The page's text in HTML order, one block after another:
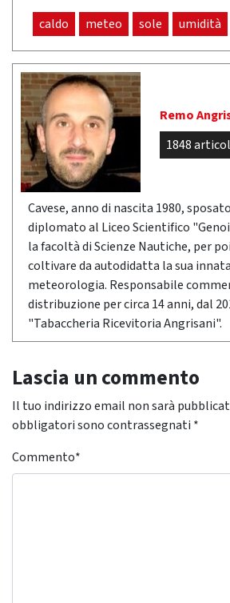
caldo meteo sole umidità
Remo
1848
Cavese, anno di nascita 1980,
diplomato al Liceo Scientifico
la facoltà di Scienze Nautiche, per
coltivare da autodidatta la sua
meteorologia. Responsabile
distribuzione per circa 14 anni, dal
"Tabaccheria Ricevitoria Angrisani".
Lascia un commento
Il tuo indirizzo email non sarà
obbligatori sono contrassegnati *
Commento*